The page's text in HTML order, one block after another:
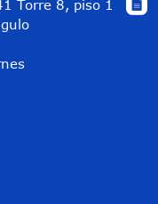
Torre 8, piso 11